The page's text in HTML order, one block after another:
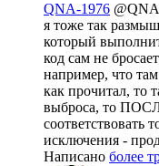
QNA-1976
я тоже так
который
код сам не
например, что там
как прочитал, то
выброса, то
соответствовать
исключения -
Написано более